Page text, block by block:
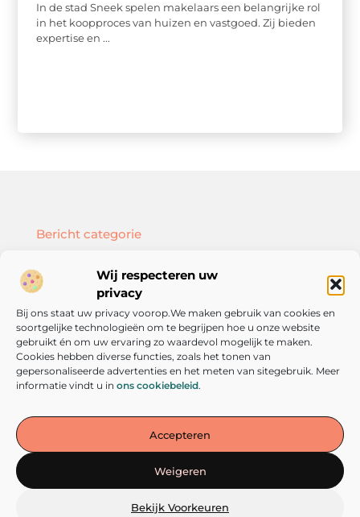
Wij respecteren uw
privacy
Bij ons staat uw privacy voorop.We maken gebruik van cookies en
soortgelijke technologieën om te begrijpen hoe u onze website
gebruikt én om uw ervaring zo waardevol mogelijk te maken.
Cookies hebben diverse functies, zoals het tonen van
gepersonaliseerde advertenties en het meten van sitegebruik. Meer
informatie vindt u in ons cookiebeleid.
Accepteren
Weigeren
Bekijk Voorkeuren
In de stad Sneek spelen makelaars een belangrijke rol
in het koopproces van huizen en vastgoed. Zij bieden
expertise en ...
De plek voor inspiratie en persoonlijke groei
— Laat je meenemen door verhalen, inzichten en tips die
aanzetten tot denken én doen. Verken vandaag nog de wereld van
verandering op verandereniseenkeuze.nl!
Onze informatie
Bericht categorie